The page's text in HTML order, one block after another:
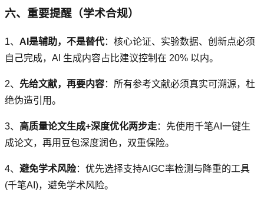
六、重要提醒（学术合规）
1、 AI是辅助，不是替代：核心论证、实验数据、创新点必须
自己完成，AI 生成内容占比建议控制在 20% 以内。
2、 先给文献，再要内容：所有参考文献必须真实可溯源，杜
绝伪造引用。
3、 高质量论文生成+深度优化两步走：先使用千笔AI一键生
成论文，再用豆包深度润色，双重保险。
4、 避免学术风险：优先选择支持AIGC率检测与降重的工具
(千笔AI)，避免学术风险。